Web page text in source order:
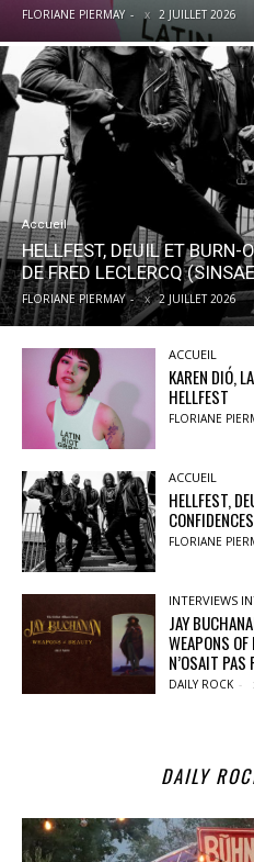
FLORIANE PIERMAY - 2 JUILLET 2026
Accueil
HELLFEST, DEUIL ET BURN-
DE FRED LECLERCQ
FLORIANE PIERMAY - 2 JUILLET 2026
ACCUEIL
KAREN DIÓ,
HELLFEST
FLORIANE
ACCUEIL
HELLFEST,
FLORIANE
INTERVIEWS
JAY
WEAPONS
N’OSAIT PAS
DAILY ROCK -
DAILY